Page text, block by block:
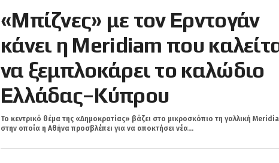
«Μπίζνες» με τον Ερντογάν
κάνει η Meridiam που
να ξεμπλοκάρει το καλώδιο
Ελλάδας–Κύπρου
Το κεντρικό θέμα της «Δημοκρατίας» βάζει στο μικροσκόπιο τη γαλλική
στην οποία η Αθήνα προσβλέπει για να αποκτήσει νέα...